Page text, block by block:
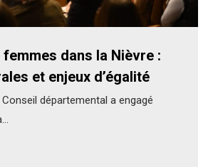
dans la Nièvre :
et enjeux d’égalité
Conseil départemental a engagé